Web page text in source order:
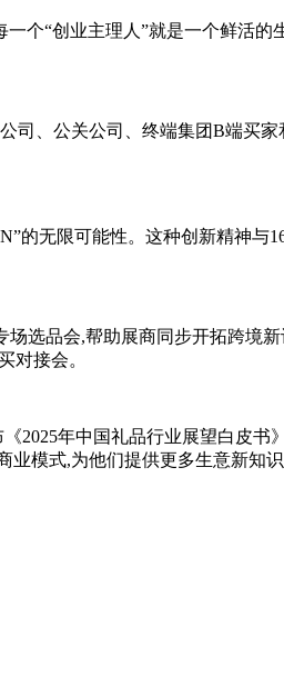
个“创业主理人”就是一个鲜活的
司、公关公司、终端集团B端买
的无限可能性。这种创新精神与
选品会,帮助展商同步开拓跨境
对接会。
2025年中国礼品行业展望白皮书
模式,为他们提供更多生意新知识